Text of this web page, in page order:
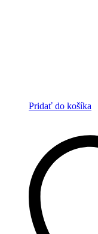
Pridať do košíka